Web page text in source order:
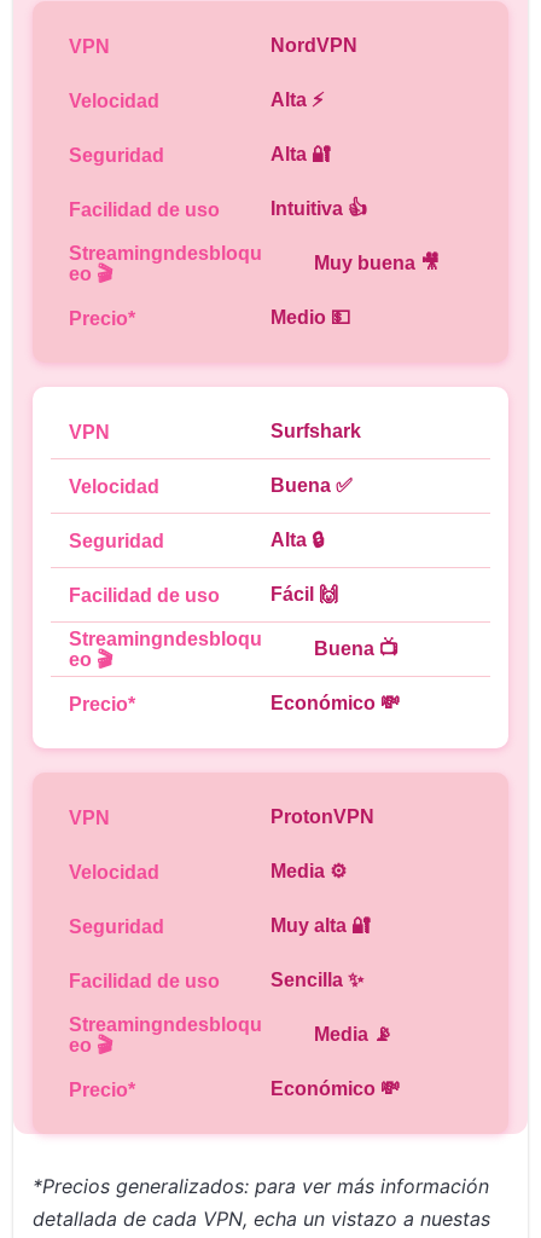
NordVPN
Alta ⚡
Alta 🔐
Intuitiva 👍
Muy buena 🎥
Medio 💵
Surfshark
Buena ✅
Alta 🔒
Fácil 🙌
Buena 📺
Económico 💸
ProtonVPN
Media ⚙️
Muy alta 🔐
Sencilla ✨
Media 📡
Económico 💸
*Precios generalizados: para ver más información
detallada de cada VPN, echa un vistazo a nuestas